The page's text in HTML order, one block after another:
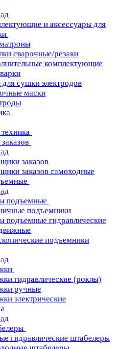
и аксессуары для
сварочные/резаки
комплектующие
сушки электродов
маски
заказов
заказов самоходные
подъемные
подъемники
подъемные гидравлические
подъемники
гидравлические (роклы)
ручные
электрические
гидравлические штабелеры